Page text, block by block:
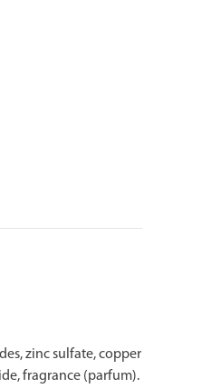
zinc sulfate, copper
fragrance (parfum).